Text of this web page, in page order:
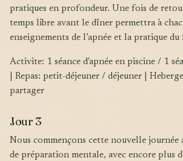
pratiques en profondeur. Une fois de
temps libre avant le dîner permettra à
enseignements de l’apnée et la pratique du
Activite: 1 séance d'apnée en piscine / 1 séance d'apnée en mer
| Repas: petit-déjeuner / déjeuner |
partager
Jour 3
Nous commençons cette nouvelle journée avec notre routine
de préparation mentale, avec encore plus